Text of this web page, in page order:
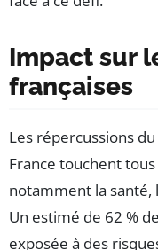
Impact sur
françaises
Les répercussions
France touchent
notamment la santé,
Un estimé de 62 %
exposée à des